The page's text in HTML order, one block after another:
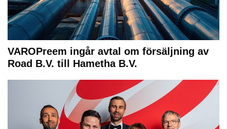
VAROPreem ingår avtal om försäljning av
Road B.V. till Hametha B.V.